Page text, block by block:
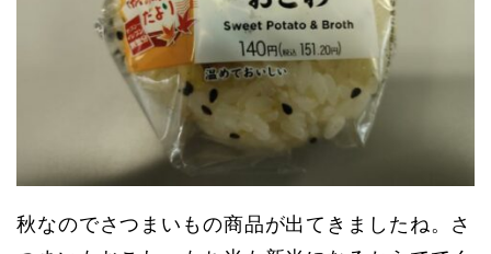
秋なのでさつまいもの商品が出てきましたね。さ